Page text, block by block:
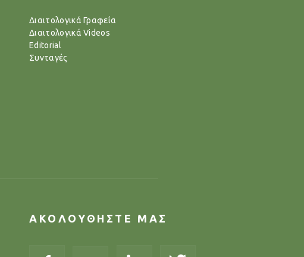
Διαιτολογικά Γραφεία
Διαιτολογικά Videos
Editorial
Συνταγές
ΑΚΟΛΟΥΘΗΣΤΕ ΜΑΣ